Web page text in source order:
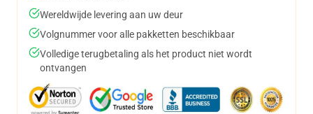
Wereldwijde levering aan uw deur
Volgnummer voor alle pakketten beschikbaar
Volledige terugbetaling als het product niet wordt
ontvangen